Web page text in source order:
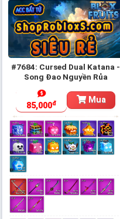
#7684: Cursed Dual Katana -
Song Đao Nguyền Rủa
85,000đ Mua